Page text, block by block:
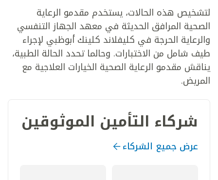
لتشخيص هذه الحالات، يستخدم مقدمو الرعاية
الصحية المرافق الحديثة في معهد الجهاز التنفسي
والرعاية الحرجة في كليفلاند كلينك أبوظبي لإجراء
طيف شامل من الاختبارات. وحالما تحدد الحالة الطبية،
يناقش مقدمو الرعاية الصحية الخيارات العلاجية مع
المريض.
شركاء التأمين الموثوقين
عرض جميع الشركاء